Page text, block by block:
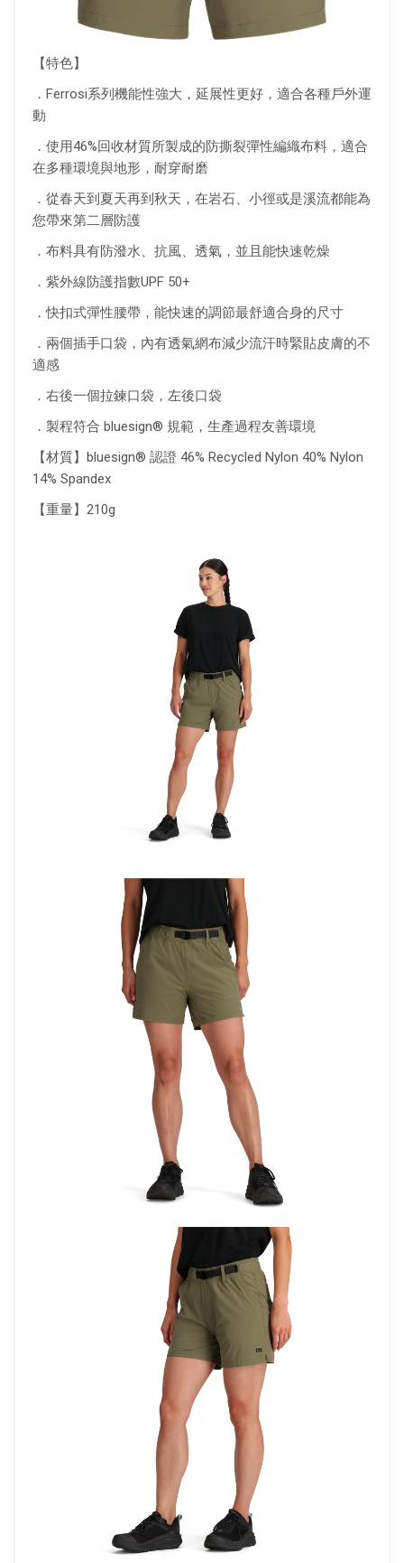
【特色】
．Ferrosi系列機能性強大，延展性更好，適合各種戶外運
動
．使用46%回收材質所製成的防撕裂彈性編織布料，適合
在多種環境與地形，耐穿耐磨
．從春天到夏天再到秋天，在岩石、小徑或是溪流都能為
您帶來第二層防護
．布料具有防潑水、抗風、透氣，並且能快速乾燥
．紫外線防護指數UPF 50+
．快扣式彈性腰帶，能快速的調節最舒適合身的尺寸
．兩個插手口袋，內有透氣網布減少流汗時緊貼皮膚的不
適感
．右後一個拉鍊口袋，左後口袋
．製程符合 bluesign® 規範，生產過程友善環境
【材質】bluesign® 認證 46% Recycled Nylon 40% Nylon
14% Spandex
【重量】210g